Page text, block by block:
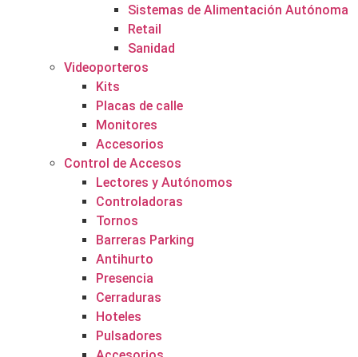
Sistemas de Alimentación Autónoma
Retail
Sanidad
Videoporteros
Kits
Placas de calle
Monitores
Accesorios
Control de Accesos
Lectores y Autónomos
Controladoras
Tornos
Barreras Parking
Antihurto
Presencia
Cerraduras
Hoteles
Pulsadores